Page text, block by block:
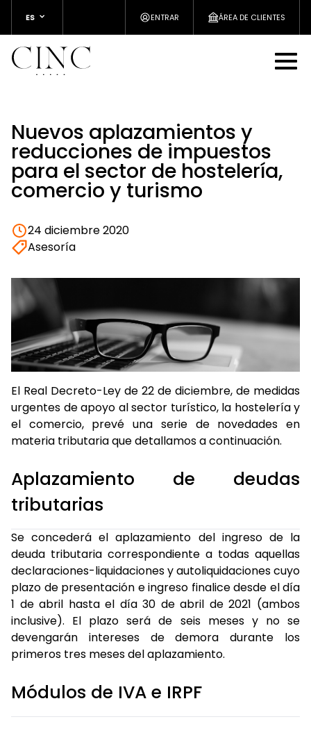
ES ENTRAR ÁREA DE CLIENTES
Nuevos aplazamientos y
reducciones de impuestos
para el sector de hostelería,
comercio y turismo
24 diciembre 2020
Asesoría
El Real Decreto-Ley de 22 de diciembre, de medidas
urgentes de apoyo al sector turístico, la hostelería y
el comercio, prevé una serie de novedades en
materia tributaria que detallamos a continuación.
Aplazamiento de deudas
tributarias
Se concederá el aplazamiento del ingreso de la
deuda tributaria correspondiente a todas aquellas
declaraciones-liquidaciones y autoliquidaciones cuyo
plazo de presentación e ingreso finalice desde el día
1 de abril hasta el día 30 de abril de 2021 (ambos
inclusive). El plazo será de seis meses y no se
devengarán intereses de demora durante los
primeros tres meses del aplazamiento.
Módulos de IVA e IRPF